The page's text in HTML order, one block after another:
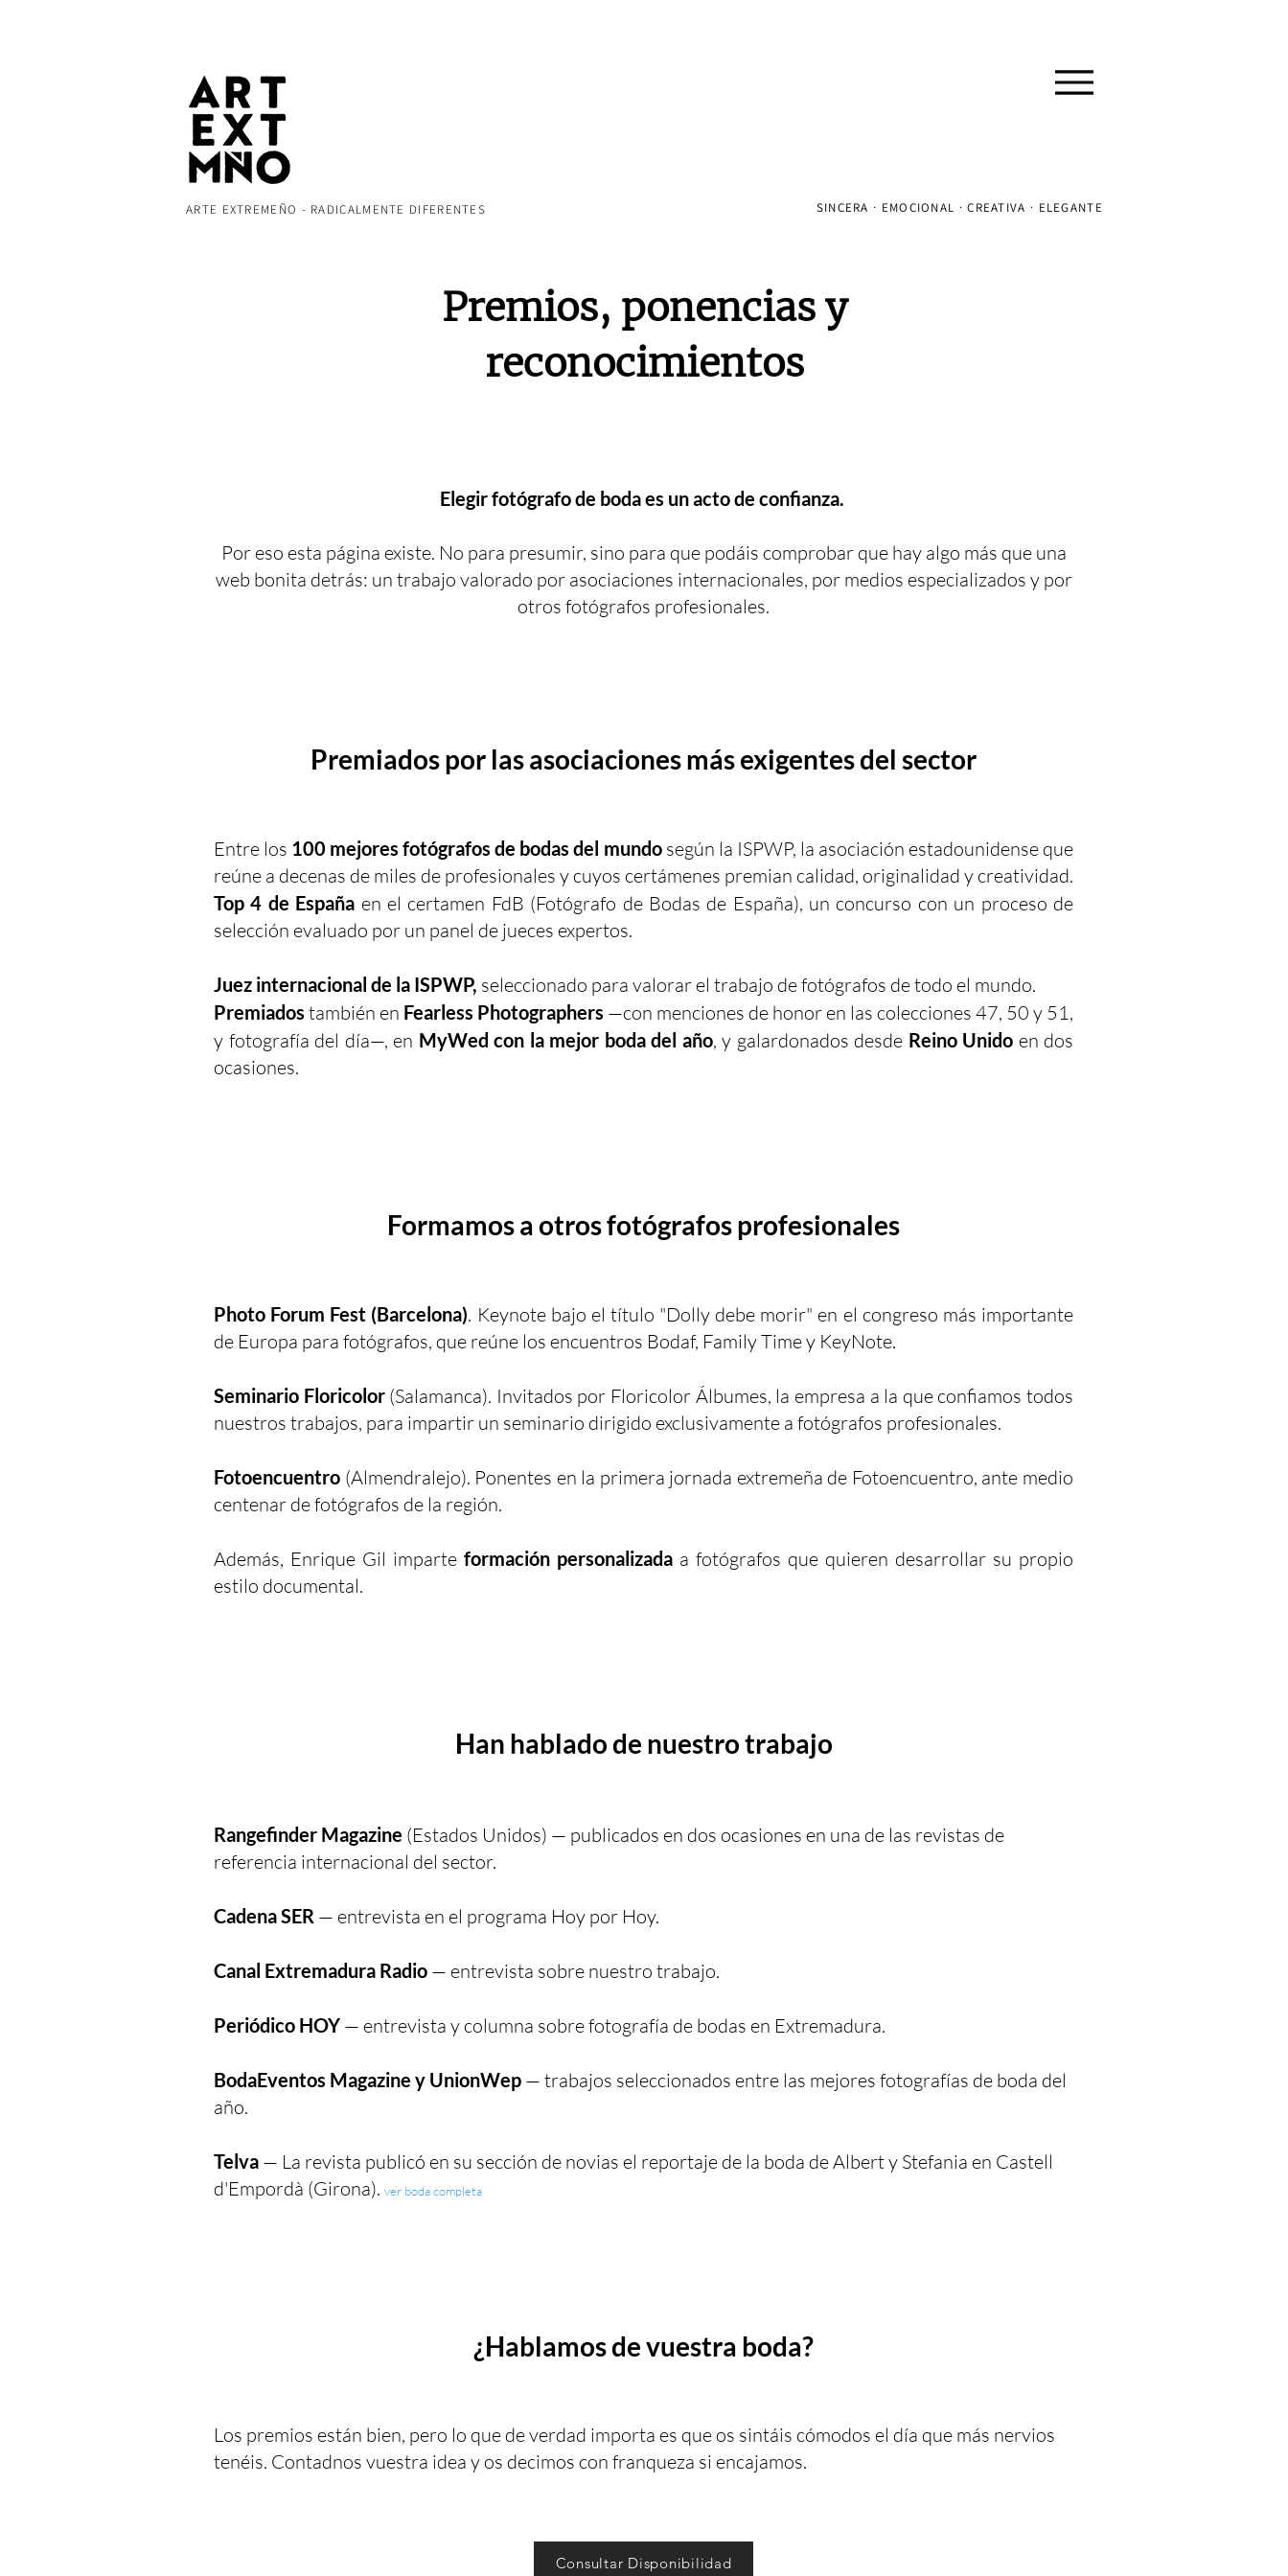
ARTE EXTREMEÑO - RADICALMENTE DIFERENTES SINCERA · EMOCIONAL · CREATIVA · ELEGANTE
Premios, ponencias y
reconocimientos
Elegir fotógrafo de boda es un acto de confianza.
Por eso esta página existe. No para presumir, sino para que podáis comprobar que hay algo más que una
web bonita detrás: un trabajo valorado por asociaciones internacionales, por medios especializados y por
otros fotógrafos profesionales.
Premiados por las asociaciones más exigentes del sector
Entre los 100 mejores fotógrafos de bodas del mundosegún la ISPWP, la asociación estadounidense que
reúne a decenas de miles de profesionales y cuyos certámenes premian calidad, originalidad y creatividad.
Top 4 de España en el certamen FdB (Fotógrafo de Bodas de España), un concurso con un proceso de
selección evaluado por un panel de jueces expertos.
Juez internacional de la ISPWP, seleccionado para valorar el trabajo de fotógrafos de todo el mundo.
Premiados también en Fearless Photographers —con menciones de honor en las colecciones 47, 50 y 51,
y fotografía del día—, en MyWed con la mejor boda del año, y galardonados desde Reino Unido en dos
ocasiones.
Formamos a otros fotógrafos profesionales
Photo Forum Fest (Barcelona). Keynote bajo el título "Dolly debe morir" en el congreso más importante
de Europa para fotógrafos, que reúne los encuentros Bodaf, Family Time y KeyNote.
Seminario Floricolor(Salamanca). Invitados por Floricolor Álbumes, la empresa a la que confiamos todos
nuestros trabajos, para impartir un seminario dirigido exclusivamente a fotógrafos profesionales.
Fotoencuentro (Almendralejo). Ponentes en la primera jornada extremeña de Fotoencuentro, ante medio
centenar de fotógrafos de la región.
Además, Enrique Gil imparte formación personalizada a fotógrafos que quieren desarrollar su propio
estilo documental.
Han hablado de nuestro trabajo
Rangefinder Magazine (Estados Unidos) — publicados en dos ocasiones en una de las revistas de
referencia internacional del sector.
Cadena SER — entrevista en el programa Hoy por Hoy.
Canal Extremadura Radio — entrevista sobre nuestro trabajo.
Periódico HOY — entrevista y columna sobre fotografía de bodas en Extremadura.
BodaEventos Magazine y UnionWep — trabajos seleccionados entre las mejores fotografías de boda del
año.
Telva — La revista publicó en su sección de novias el reportaje de la boda de Albert y Stefania en Castell
d'Empordà (Girona). ver boda completa
¿Hablamos de vuestra boda?
Los premios están bien, pero lo que de verdad importa es que os sintáis cómodos el día que más nervios
tenéis. Contadnos vuestra idea y os decimos con franqueza si encajamos.
Consultar Disponibilidad